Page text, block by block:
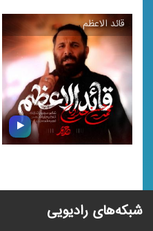
قائد الاعظم\
قائد الاعظم
شبکه‌های رادیویی